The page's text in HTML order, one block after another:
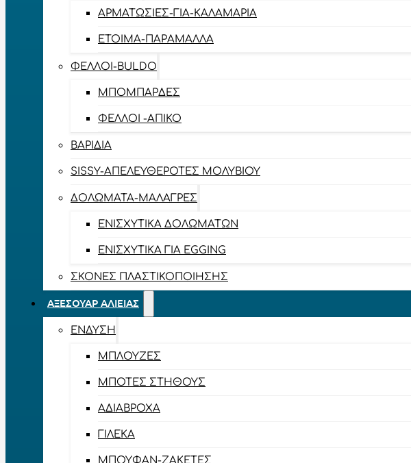
ΑΡΜΑΤΩΣΙΈΣ-ΓΙΑ-ΚΑΛΑΜΆΡΙΑ
ΈΤΟΙΜΑ-ΠΑΡΆΜΑΛΛΑ
ΦΕΛΛΟΊ-BULDO
ΜΠΟΜΠΆΡΔΕΣ
ΦΕΛΛΟΊ -ΑΠΊΚΟ
ΒΑΡΊΔΙΑ
SISSY-ΑΠΕΛΕΥΘΕΡΟΤΈΣ ΜΟΛΥΒΙΟΎ
ΔΟΛΏΜΑΤΑ-ΜΑΛΆΓΡΕΣ
ΕΝΙΣΧΥΤΙΚΆ ΔΟΛΩΜΆΤΩΝ
ΕΝΙΣΧΥΤΙΚΆ ΓΙΑ EGGING
ΣΚΌΝΕΣ ΠΛΑΣΤΙΚΟΠΟΊΗΣΗΣ
ΑΞΕΣΟΥΆΡ ΑΛΙΕΊΑΣ
ΈΝΔΥΣΗ
ΜΠΛΟΎΖΕΣ
ΜΠΌΤΕΣ ΣΤΉΘΟΥΣ
ΑΔΙΆΒΡΟΧΑ
ΓΙΛΈΚΑ
ΜΠΟΥΦΆΝ-ΖΑΚΈΤΕΣ